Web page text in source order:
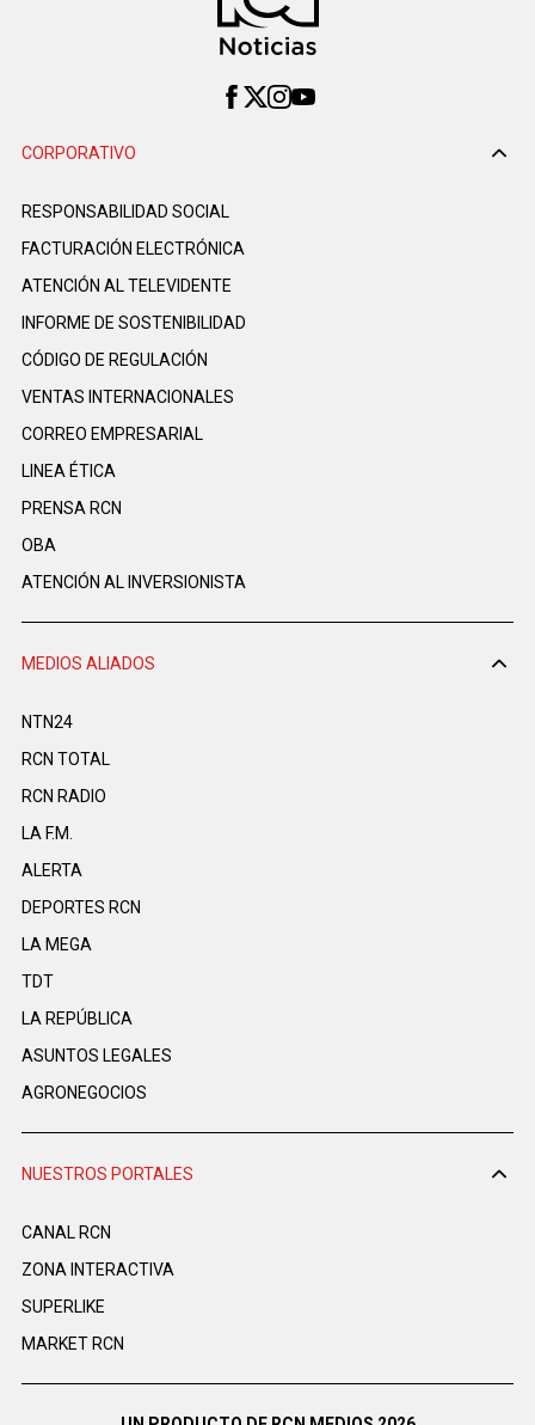
CORPORATIVO
RESPONSABILIDAD SOCIAL
FACTURACIÓN ELECTRÓNICA
ATENCIÓN AL TELEVIDENTE
INFORME DE SOSTENIBILIDAD
CÓDIGO DE REGULACIÓN
VENTAS INTERNACIONALES
CORREO EMPRESARIAL
LINEA ÉTICA
PRENSA RCN
OBA
ATENCIÓN AL INVERSIONISTA
MEDIOS ALIADOS
NTN24
RCN TOTAL
RCN RADIO
LA F.M.
ALERTA
DEPORTES RCN
LA MEGA
TDT
LA REPÚBLICA
ASUNTOS LEGALES
AGRONEGOCIOS
NUESTROS PORTALES
CANAL RCN
ZONA INTERACTIVA
SUPERLIKE
MARKET RCN